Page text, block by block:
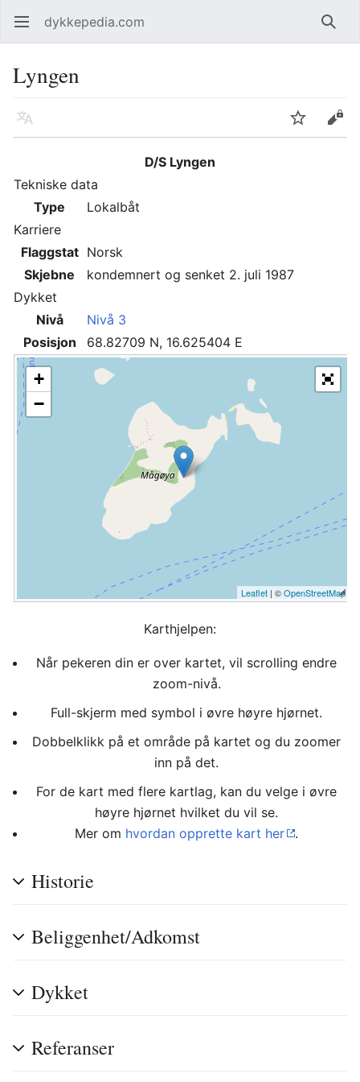
Åpne hovedmenyen dykkepedia.com Søk
Lyngen
Språk Overvåk Rediger
D/S Lyngen
Tekniske data
Type
Lokalbåt
Karriere
Flaggstat Norsk
Skjebne
kondemnert og senket 2. juli 1987
Dykket
Nivå
Nivå 3
Posisjon
68.82709 N, 16.625404 E
+
−
Leaflet | ©OpenStreetMap
Karthjelpen:
Når pekeren din er over kartet, vil scrolling endre
zoom-nivå.
Full-skjerm med symbol i øvre høyre hjørnet.
Dobbelklikk på et område på kartet og du zoomer
inn på det.
For de kart med flere kartlag, kan du velge i øvre
høyre hjørnet hvilket du vil se.
Mer om hvordan opprette kart her .
Historie
Beliggenhet/Adkomst
Dykket
Referanser